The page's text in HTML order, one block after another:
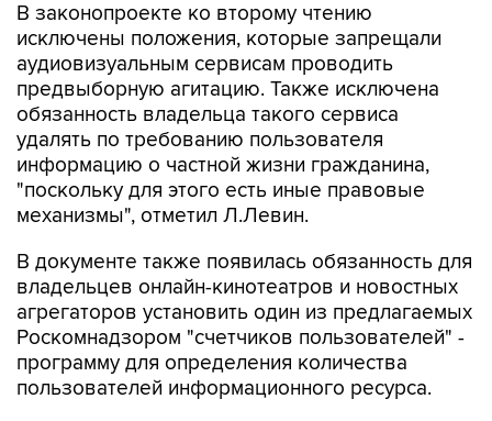
В законопроекте ко второму чтению
исключены положения, которые запрещали
аудиовизуальным сервисам проводить
предвыборную агитацию. Также исключена
обязанность владельца такого сервиса
удалять по требованию пользователя
информацию о частной жизни гражданина,
"поскольку для этого есть иные правовые
механизмы", отметил Л.Левин.
В документе также появилась обязанность для
владельцев онлайн-кинотеатров и новостных
агрегаторов установить один из предлагаемых
Роскомнадзором "счетчиков пользователей" -
программу для определения количества
пользователей информационного ресурса.